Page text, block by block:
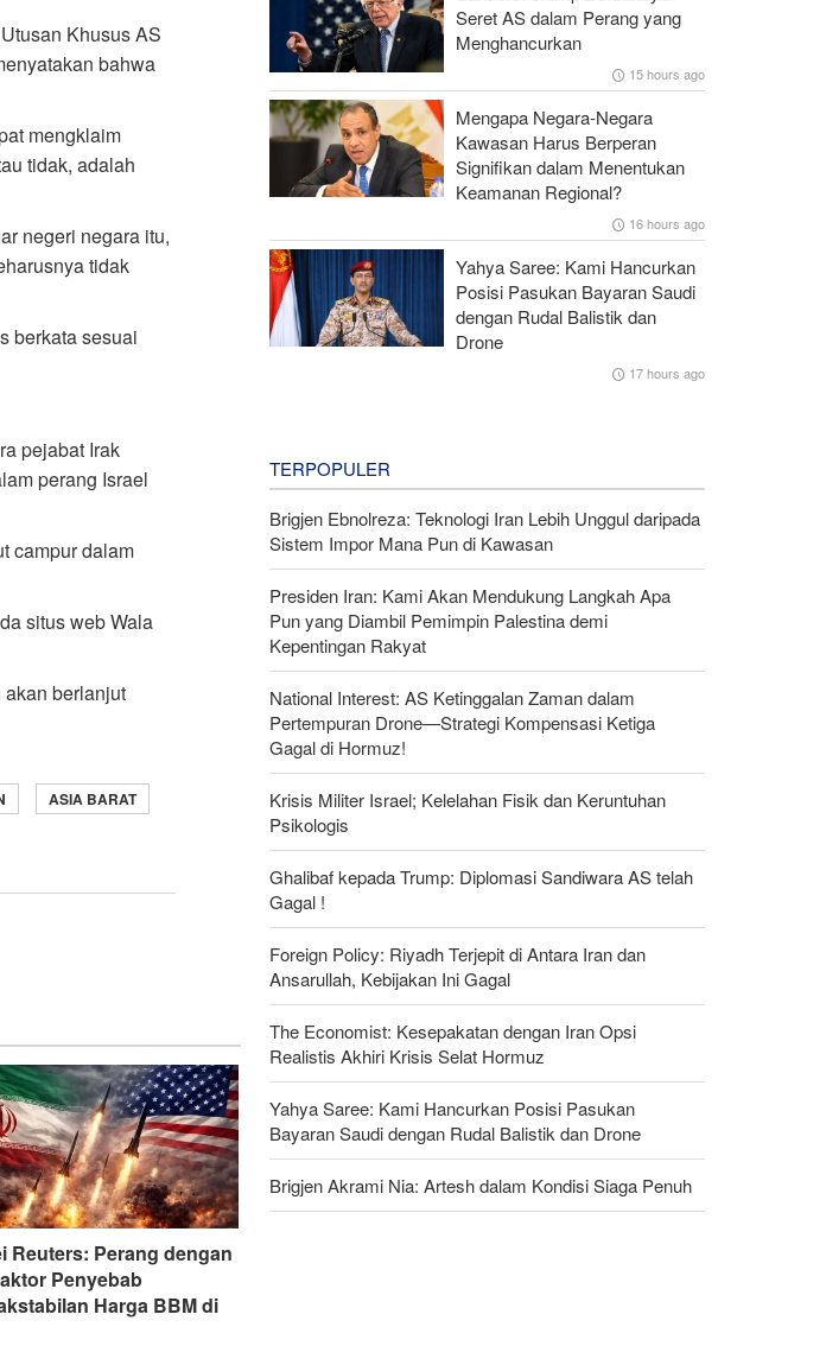
Khusus AS
bahwa
mengklaim
tidak, adalah
negeri negara itu,
tidak
berkata sesuai
pejabat Irak
perang Israel
campur dalam
situs web Wala
berlanjut
ASIA BARAT
Reuters: Perang dengan
Penyebab
Harga BBM di
Seret AS dalam Perang yang
Menghancurkan
15 hours ago
Mengapa Negara-Negara
Kawasan Harus Berperan
Signifikan dalam Menentukan
Keamanan Regional?
16 hours ago
Yahya Saree: Kami Hancurkan
Posisi Pasukan Bayaran Saudi
dengan Rudal Balistik dan
Drone
17 hours ago
TERPOPULER
Brigjen Ebnolreza: Teknologi Iran Lebih Unggul daripada
Sistem Impor Mana Pun di Kawasan
Presiden Iran: Kami Akan Mendukung Langkah Apa
Pun yang Diambil Pemimpin Palestina demi
Kepentingan Rakyat
National Interest: AS Ketinggalan Zaman dalam
Pertempuran Drone—Strategi Kompensasi Ketiga
Gagal di Hormuz!
Krisis Militer Israel; Kelelahan Fisik dan Keruntuhan
Psikologis
Ghalibaf kepada Trump: Diplomasi Sandiwara AS telah
Gagal !
Foreign Policy: Riyadh Terjepit di Antara Iran dan
Ansarullah, Kebijakan Ini Gagal
The Economist: Kesepakatan dengan Iran Opsi
Realistis Akhiri Krisis Selat Hormuz
Yahya Saree: Kami Hancurkan Posisi Pasukan
Bayaran Saudi dengan Rudal Balistik dan Drone
Brigjen Akrami Nia: Artesh dalam Kondisi Siaga Penuh